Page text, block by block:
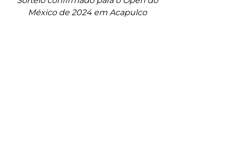
México de 2024 em Acapulco